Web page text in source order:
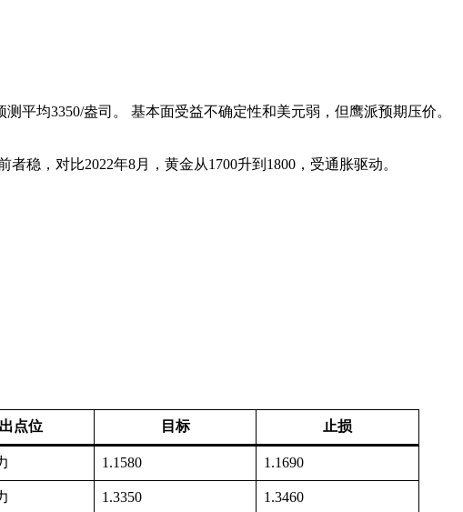
平均3350/盎司。 基本面受益不确定性和美元弱，但鹰派预期压价。
稳，对比2022年8月，黄金从1700升到1800，受通胀驱动。
点位 目标 止损
1.1580 1.1690
1.3350 1.3460